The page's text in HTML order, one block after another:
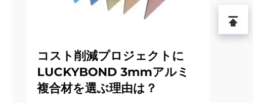
コスト削減プロジェクトに
LUCKYBOND 3mmアルミ
複合材を選ぶ理由は？